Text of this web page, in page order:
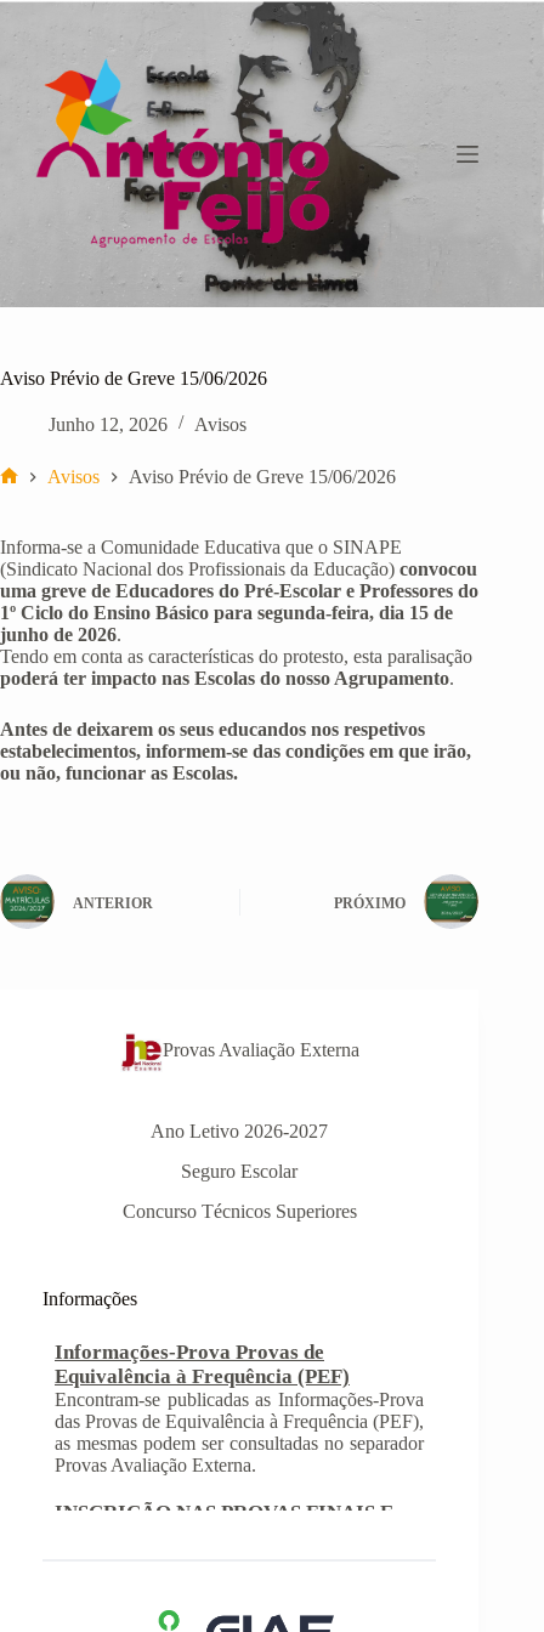
Pular
para
conteúdo
Aviso Prévio de Greve 15/06/2026
Junho 12, 2026 Avisos
Avisos Aviso Prévio de Greve 15/06/2026
Informa-se a Comunidade Educativa que o SINAPE
(Sindicato Nacional dos Profissionais da Educação) convocou
uma greve de Educadores do Pré-Escolar e Professores do
1º Ciclo do Ensino Básico para segunda-feira, dia 15 de
junho de 2026.
Tendo em conta as características do protesto, esta paralisação
poderá ter impacto nas Escolas do nosso Agrupamento.
Antes de deixarem os seus educandos nos respetivos
estabelecimentos, informem-se das condições em que irão,
ou não, funcionar as Escolas.
ANTERIOR PRÓXIMO
Provas Avaliação Externa
Ano Letivo 2026-2027
Seguro Escolar
Concurso Técnicos Superiores
Informações
Equivalência à Frequência (PEF)
Encontram-se publicadas as Informações-Prova
as mesmas podem ser consultadas no separador
Provas Avaliação Externa.
INSCRIÇÃO NAS PROVAS FINAIS E
NAS PROVAS DE EQUIVALÊNCIA À
FREQUÊNCIA
Com a publicação da Norma 1 do JNE – Júri